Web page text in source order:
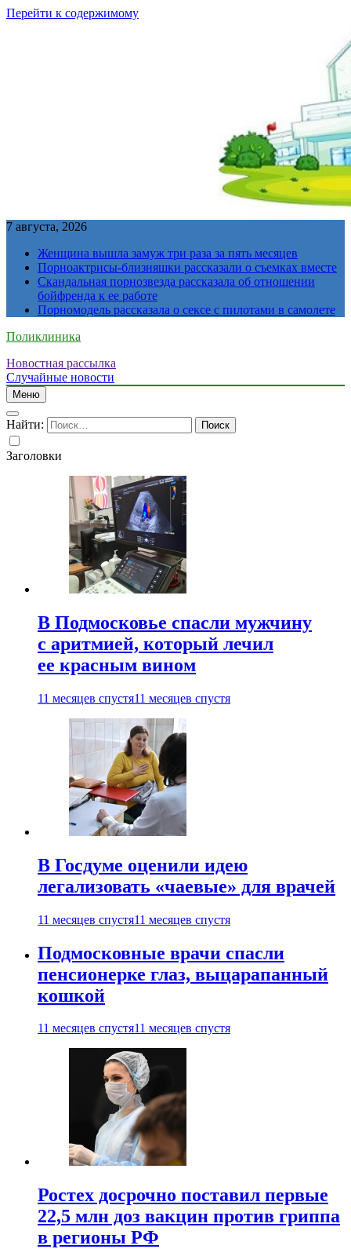
Перейти к содержимому
7 августа, 2026
Женщина вышла замуж три раза за пять месяцев
Порноактрисы-близняшки рассказали о съемках вместе
Скандальная порнозвезда рассказала об отношении
бойфренда к ее работе
Порномодель рассказала о сексе с пилотами в самолете
Поликлиника
Новостная рассылка
Случайные новости
Меню
Найти:
Заголовки
В Подмосковье спасли мужчину
с аритмией, который лечил
ее красным вином
11 месяцев спустя11 месяцев спустя
В Госдуме оценили идею
легализовать «чаевые» для врачей
11 месяцев спустя11 месяцев спустя
Подмосковные врачи спасли
пенсионерке глаз, выцарапанный
кошкой
11 месяцев спустя11 месяцев спустя
Ростех досрочно поставил первые
22,5 млн доз вакцин против гриппа
в регионы РФ